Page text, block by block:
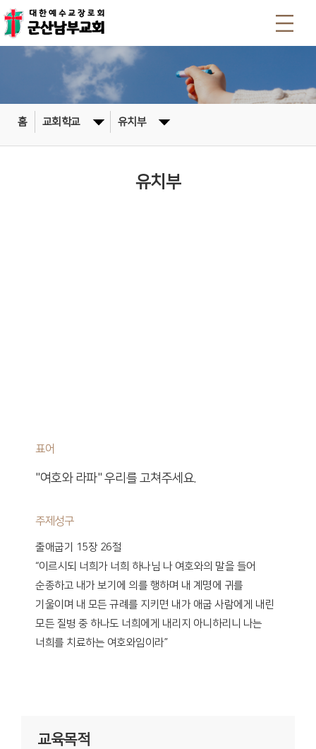
홈 교회학교 유치부
유치부
표어
"여호와 라파" 우리를 고쳐주세요.
주제성구
출애굽기 15장 26절
“이르시되 너희가 너희 하나님 나 여호와의 말을 들어
순종하고 내가 보기에 의를 행하며 내 계명에 귀를
기울이며 내 모든 규례를 지키면 내가 애굽 사람에게 내린
모든 질병 중 하나도 너희에게 내리지 아니하리니 나는
너희를 치료하는 여호와임이라”
교육목적